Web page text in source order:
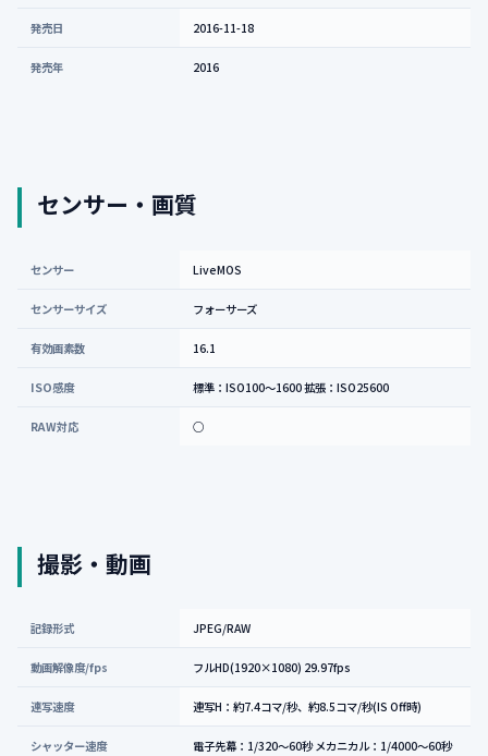
発売日 2016-11-18
発売年 2016
センサー・画質
センサー LiveMOS
センサーサイズ フォーサーズ
有効画素数 16.1
ISO感度 標準：ISO100～1600 拡張：ISO25600
RAW対応 ○
撮影・動画
記録形式 JPEG/RAW
動画解像度/fps フルHD(1920×1080) 29.97fps
連写速度 連写H：約7.4コマ/秒、約8.5コマ/秒(IS Off時)
シャッター速度 電子先幕：1/320～60秒 メカニカル：1/4000～60秒